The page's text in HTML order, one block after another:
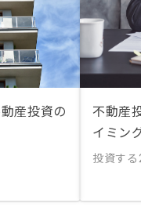
産投資の
不動産
イミン
投資する